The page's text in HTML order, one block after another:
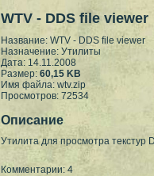
WTV - DDS file viewer
Название: WTV - DDS file viewer
Назначение: Утилиты
Дата: 14.11.2008
Размер: 60,15 KB
Имя файла: wtv.zip
Просмотров: 72534
Описание
Утилита для просмотра текстур
Комментарии: 4